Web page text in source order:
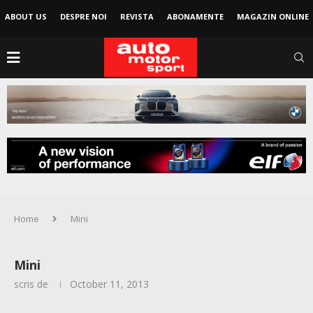
ABOUT US DESPRE NOI REVISTA ABONAMENTE MAGAZIN ONLINE
Home Mini
Mini
scris de October 11, 2013